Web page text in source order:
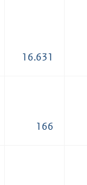
16.631
166